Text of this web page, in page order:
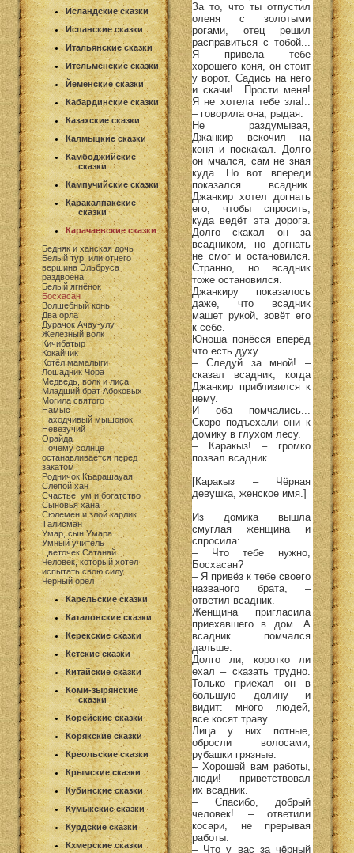
Исландские сказки
Испанские сказки
Итальянские сказки
Ительменские сказки
Йеменские сказки
Кабардинские сказки
Казахские сказки
Калмыцкие сказки
Камбоджийские
сказки
Кампучийские сказки
Каракалпакские
сказки
Карачаевские сказки
Бедняк и ханская дочь
Белый тур, или отчего
вершина Эльбруса
раздвоена
Белый ягнёнок
Босхасан
Волшебный конь
Два орла
Дурачок Ачау-улу
Железный волк
Кичибатыр
Кокайчик
Котёл мамалыги
Лошадник Чора
Медведь, волк и лиса
Младший брат Абоковых
Могила святого
Намыс
Находчивый мышонок
Невезучий
Орайда
Почему солнце
останавливается перед
закатом
Родничок Къарашауая
Слепой хан
Счастье, ум и богатство
Сыновья хана
Сюлемен и злой карлик
Талисман
Умар, сын Умара
Умный учитель
Цветочек Сатанай
Человек, который хотел
испытать свою силу
Чёрный орёл
Карельские сказки
Каталонские сказки
Керекские сказки
Кетские сказки
Китайские сказки
Коми-зырянские
сказки
Корейские сказки
Корякские сказки
Креольские сказки
Крымские сказки
Кубинские сказки
Кумыкские сказки
Курдские сказки
Кхмерские сказки
За то, что ты отпустил
оленя с золотыми
рогами, отец решил
расправиться с тобой...
Я привела тебе
хорошего коня, он стоит
у ворот. Садись на него
и скачи!.. Прости меня!
Я не хотела тебе зла!..
– говорила она, рыдая.
Не раздумывая,
Джанкир вскочил на
коня и поскакал. Долго
он мчался, сам не зная
куда. Но вот впереди
показался всадник.
Джанкир хотел догнать
его, чтобы спросить,
куда ведёт эта дорога.
Долго скакал он за
всадником, но догнать
не смог и остановился.
Странно, но всадник
тоже остановился.
Джанкиру показалось
даже, что всадник
машет рукой, зовёт его
к себе.
Юноша понёсся вперёд
что есть духу.
– Следуй за мной! –
сказал всадник, когда
Джанкир приблизился к
нему.
И оба помчались...
Скоро подъехали они к
домику в глухом лесу.
– Каракыз! – громко
позвал всадник.
[Каракыз – Чёрная
девушка, женское имя.]
Из домика вышла
смуглая женщина и
спросила:
– Что тебе нужно,
Босхасан?
– Я привёз к тебе своего
названого брата, –
ответил всадник.
Женщина пригласила
приехавшего в дом. А
всадник помчался
дальше.
Долго ли, коротко ли
ехал – сказать трудно.
Только приехал он в
большую долину и
видит: много людей,
все косят траву.
Лица у них потные,
обросли волосами,
рубашки грязные.
– Хорошей вам работы,
люди! – приветствовал
их всадник.
– Спасибо, добрый
человек! – ответили
косари, не прерывая
работы.
– Что у вас за чёрный